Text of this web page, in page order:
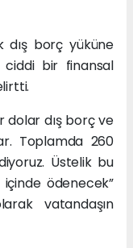
dış borç yüküne
ciddi bir finansal
dolar dış borç ve
Toplamda 260
Üstelik bu
ödenecek”
vatandaşın